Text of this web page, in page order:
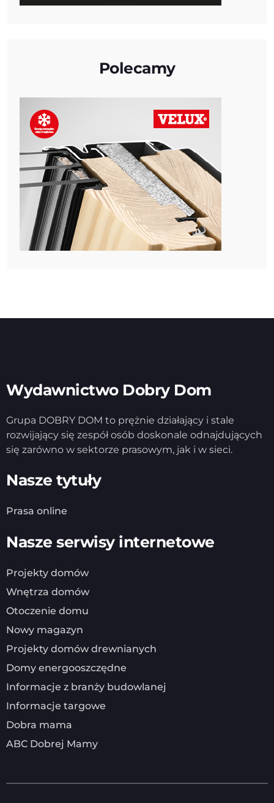
Polecamy
Wydawnictwo Dobry Dom
Grupa DOBRY DOM to prężnie działający i stale
rozwijający się zespół osób doskonale odnajdujących
się zarówno w sektorze prasowym, jak i w sieci.
Nasze tytuły
Prasa online
Nasze serwisy internetowe
Projekty domów
Wnętrza domów
Otoczenie domu
Nowy magazyn
Projekty domów drewnianych
Domy energooszczędne
Informacje z branży budowlanej
Informacje targowe
Dobra mama
ABC Dobrej Mamy